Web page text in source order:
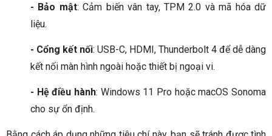
- Bảo mật: Cảm biến vân tay, TPM 2.0 và mã hóa dữ
liệu.
- Cổng kết nối: USB-C, HDMI, Thunderbolt 4 để dễ dàng
kết nối màn hình ngoài hoặc thiết bị ngoại vi.
- Hệ điều hành: Windows 11 Pro hoặc macOS Sonoma
cho sự ổn định.